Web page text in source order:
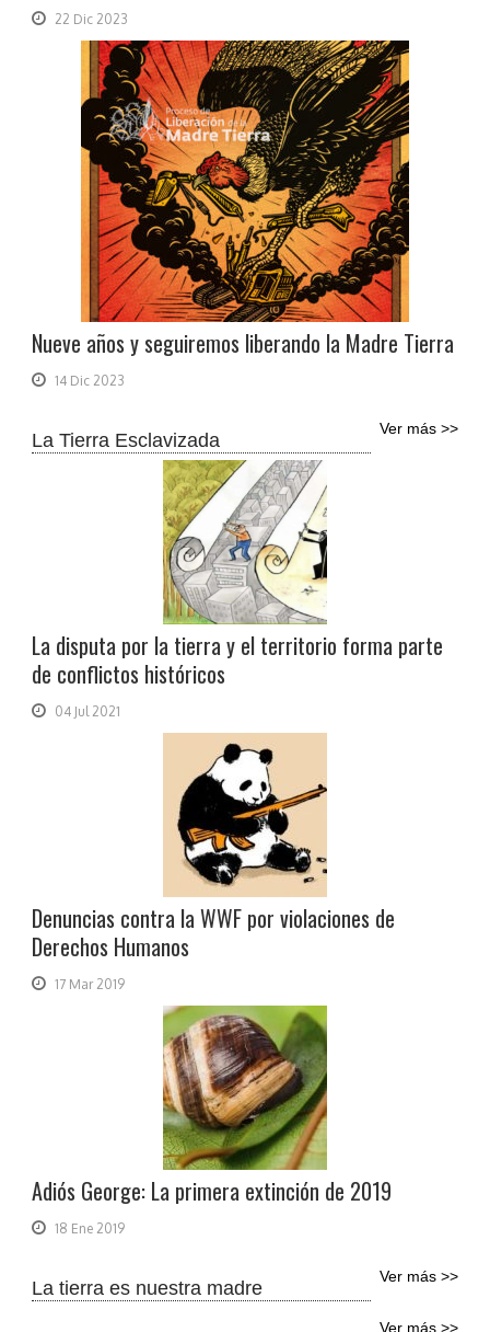
22 Dic 2023
Nueve años y seguiremos liberando la Madre Tierra
14 Dic 2023
La Tierra Esclavizada
Ver más >>
La disputa por la tierra y el territorio forma parte
de conflictos históricos
04 Jul 2021
Denuncias contra la WWF por violaciones de
Derechos Humanos
17 Mar 2019
Adiós George: La primera extinción de 2019
18 Ene 2019
La tierra es nuestra madre
Ver más >>
Ver más >>